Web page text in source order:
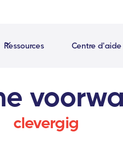
Ressources Centre d'aide
clevergig